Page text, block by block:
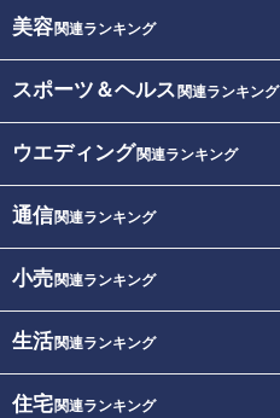
美容関連ランキング
スポーツ＆ヘルス 関連ランキング
ウエディング関連ランキング
通信関連ランキング
小売関連ランキング
生活関連ランキング
住宅関連ランキング